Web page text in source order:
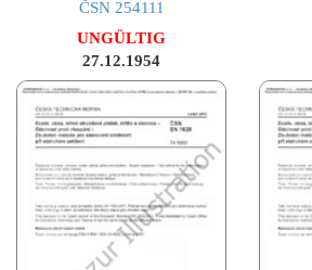
ČSN 254111
UNGÜLTIG
27.12.1954